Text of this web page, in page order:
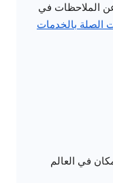
الملاحظات في
الصلة بالخدمات
في العالم